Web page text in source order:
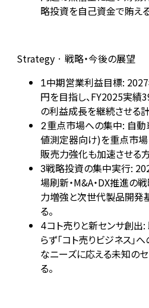
略投資を自己資金で賄え
Strategy · 戦略・今後の展望
1中期営業利益目標:
円を目指し、FY2025実
の利益成長を継続させる
2重点市場への集中: 自
値測定器向け)を重点市場
販売力強化も加速させる
3戦略投資の集中実行:
場刷新・M&A・DX推進の
力増強と次世代製品開発
る。
4コト売りと新センサ創
らず「コト売りビジネス
なニーズに応える未知の
る。